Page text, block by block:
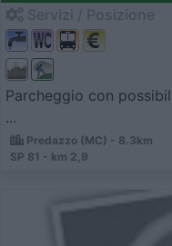
Parcheggio con
...
Predazzo (MC) - 8.3km
SP 81 - km 2,9